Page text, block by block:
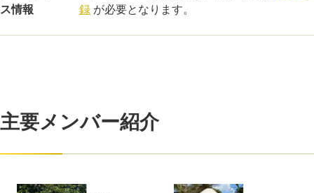
ス情報
録 が必要となります。
主要メンバー紹介